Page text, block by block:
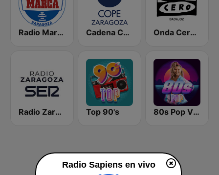
Radio Marca Zaragoza Cadena COPE Zaragoza Onda Cero Badajoz
Radio Zaragoza SER Top 90's 80s Pop Vibes
Radio Sapiens en vivo